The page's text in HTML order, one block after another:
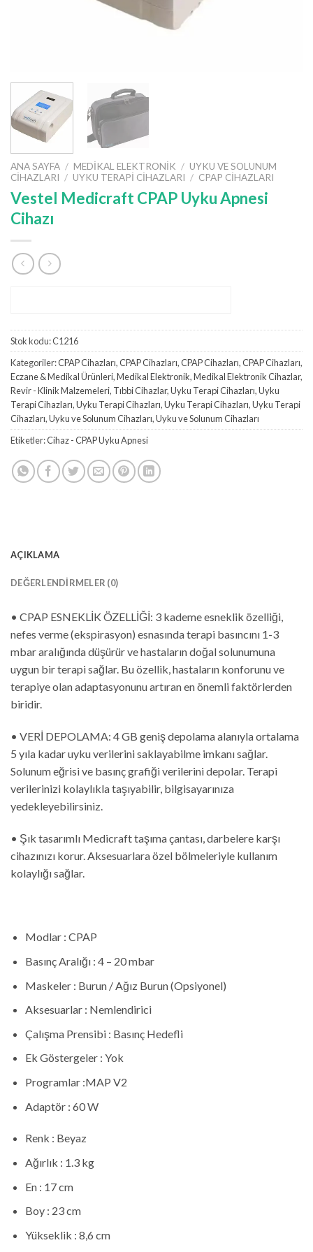
ANA SAYFA / MEDIKAL ELEKTRONIK / UYKU VE SOLUNUM
CIHAZLARI / UYKU TERAPI CIHAZLARI / CPAP CIHAZLARI
Vestel Medicraft CPAP Uyku Apnesi
Cihazı
Stok kodu:C1216
Kategoriler:CPAP Cihazları,CPAP Cihazları,CPAP Cihazları,CPAP Cihazları,
Eczane & Medikal Ürünleri,Medikal Elektronik,Medikal Elektronik Cihazlar,
Revir - Klinik Malzemeleri, Tıbbi Cihazlar,Uyku Terapi Cihazları,Uyku
Terapi Cihazları,Uyku Terapi Cihazları,Uyku Terapi Cihazları,Uyku Terapi
Cihazları,Uyku ve Solunum Cihazları,Uyku ve Solunum Cihazları
Etiketler:Cihaz - CPAP Uyku Apnesi
AÇIKLAMA
DEĞERLENDIRMELER (0)
• CPAP ESNEKLİK ÖZELLİĞİ: 3 kademe esneklik özelliği,
nefes verme (ekspirasyon) esnasında terapi basıncını 1-3
mbar aralığında düşürür ve hastaların doğal solunumuna
uygun bir terapi sağlar. Bu özellik, hastaların konforunu ve
terapiye olan adaptasyonunu artıran en önemli faktörlerden
biridir.
• VERİ DEPOLAMA: 4 GB geniş depolama alanıyla ortalama
5 yıla kadar uyku verilerini saklayabilme imkanı sağlar.
Solunum eğrisi ve basınç grafiği verilerini depolar. Terapi
verilerinizi kolaylıkla taşıyabilir, bilgisayarınıza
yedekleyebilirsiniz.
• Şık tasarımlı Medicraft taşıma çantası, darbelere karşı
cihazınızı korur. Aksesuarlara özel bölmeleriyle kullanım
kolaylığı sağlar.
Modlar : CPAP
Basınç Aralığı : 4 – 20 mbar
Maskeler : Burun / Ağız Burun (Opsiyonel)
Aksesuarlar : Nemlendirici
Çalışma Prensibi : Basınç Hedefli
Ek Göstergeler : Yok
Programlar :MAP V2
Adaptör : 60 W
Renk : Beyaz
Ağırlık : 1.3 kg
En : 17 cm
Boy : 23 cm
Yükseklik : 8,6 cm